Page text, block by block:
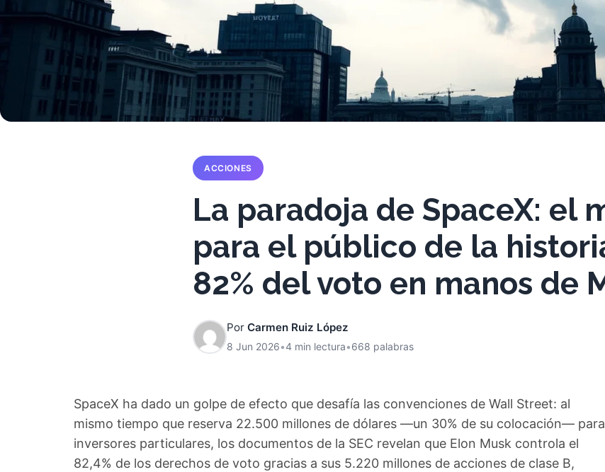
ACCIONES
La paradoja de SpaceX: el
para el público de la
82% del voto en manos de
Por Carmen Ruiz López
8 Jun 2026•4 min lectura•668 palabras
SpaceX ha dado un golpe de efecto que desafía las convenciones de Wall Street: al
mismo tiempo que reserva 22.500 millones de dólares —un 30% de su colocación— para
inversores particulares, los documentos de la SEC revelan que Elon Musk controla el
82,4% de los derechos de voto gracias a sus 5.220 millones de acciones de clase B,